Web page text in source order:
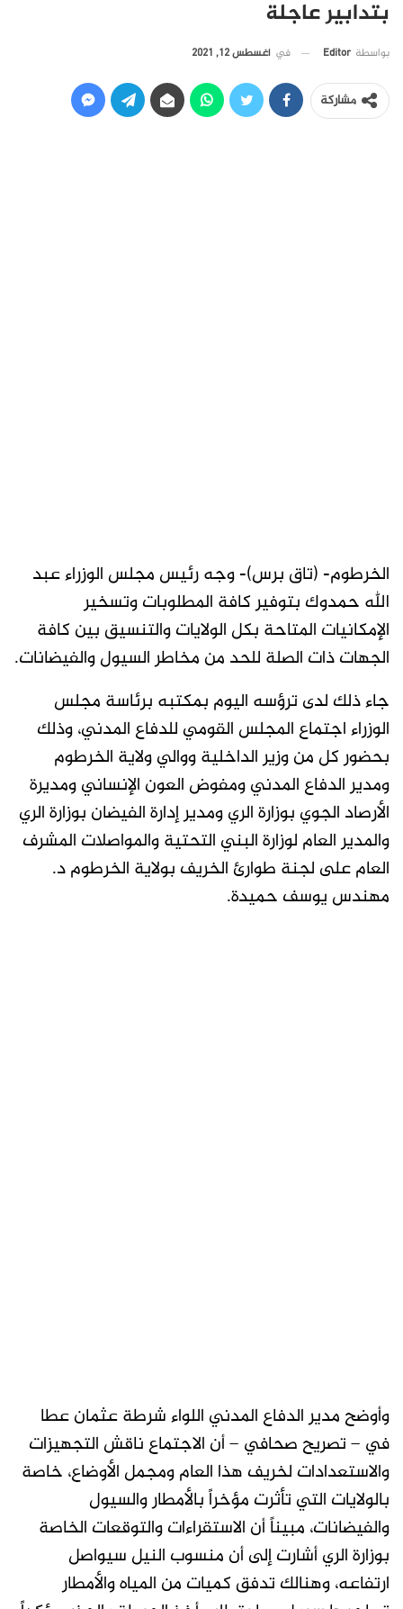
بتدابير عاجلة
بواسطة Editor في أغسطس 12, 2021
مشاركة
الخرطوم- (تاق برس)- وجه رئيس مجلس الوزراء عبد
الله حمدوك بتوفير كافة المطلوبات وتسخير
الإمكانيات المتاحة بكل الولايات والتنسيق بين كافة
الجهات ذات الصلة للحد من مخاطر السيول والفيضانات.
جاء ذلك لدى ترؤسه اليوم بمكتبه برئاسة مجلس
الوزراء اجتماع المجلس القومي للدفاع المدني، وذلك
بحضور كل من وزير الداخلية ووالي ولاية الخرطوم
ومدير الدفاع المدني ومفوض العون الإنساني ومديرة
الأرصاد الجوي بوزارة الري ومدير إدارة الفيضان بوزارة الري
والمدير العام لوزارة البني التحتية والمواصلات المشرف
العام على لجنة طوارئ الخريف بولاية الخرطوم د.
مهندس يوسف حميدة.
وأوضح مدير الدفاع المدني اللواء شرطة عثمان عطا
في – تصريح صحافي – أن الاجتماع ناقش التجهيزات
والاستعدادات لخريف هذا العام ومجمل الأوضاع، خاصة
بالولايات التي تأثرت مؤخراً بالأمطار والسيول
والفيضانات، مبيناً أن الاستقراءات والتوقعات الخاصة
بوزارة الري أشارت إلى أن منسوب النيل سيواصل
ارتفاعه، وهنالك تدفق كميات من المياه والأمطار